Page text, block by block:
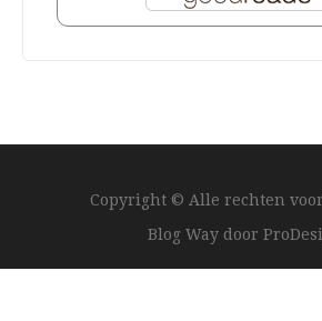
Copyright © Alle rechten
Blog Way door